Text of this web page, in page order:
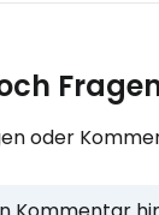
oder